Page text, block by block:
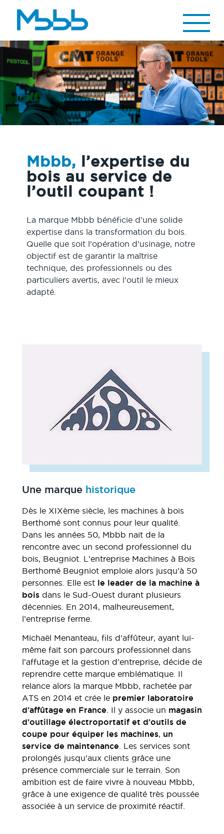
Vous êtes ici : Accueil > A propos
Mbbb, l’expertise du
bois au service de
l’outil coupant !
La marque Mbbb bénéficie d’une solide
expertise dans la transformation du bois.
Quelle que soit l’opération d’usinage, notre
objectif est de garantir la maîtrise
technique, des professionnels ou des
particuliers avertis, avec l’outil le mieux
adapté.
Une marque historique
Dès le XIXème siècle, les machines à bois
Berthomé sont connus pour leur qualité.
Dans les années 50, Mbbb nait de la
rencontre avec un second professionnel du
bois, Beugniot. L’entreprise Machines à Bois
Berthomé Beugniot emploie alors jusqu’à 50
personnes. Elle est le leader de la machine à
boisdans le Sud-Ouest durant plusieurs
décennies. En 2014, malheureusement,
l’entreprise ferme.
Michaël Menanteau, fils d’affûteur, ayant lui-
même fait son parcours professionnel dans
l’affutage et la gestion d’entreprise, décide de
reprendre cette marque emblématique. Il
relance alors la marque Mbbb, rachetée par
ATS en 2014 et crée le premier laboratoire
d’affûtage en France . Il y associe un magasin
d’outillage électroportatif et d’outils de
coupe pour équiper les machines, un
service de maintenance . Les services sont
prolongés jusqu’aux clients grâce une
présence commerciale sur le terrain. Son
ambition est de faire vivre à nouveau Mbbb,
grâce à une exigence de qualité très poussée
associée à un service de proximité réactif.